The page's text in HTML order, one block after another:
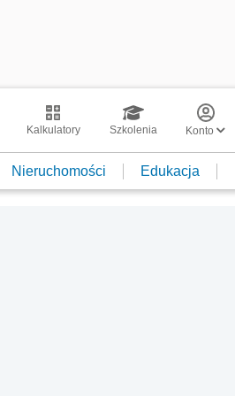
Kalkulatory Szkolenia Konto
Nieruchomości Edukacja